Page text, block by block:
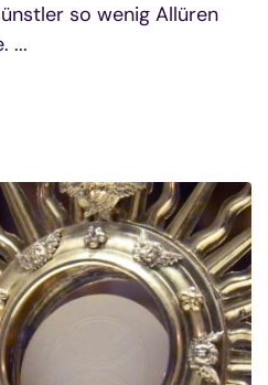
so wenig Allüren
...